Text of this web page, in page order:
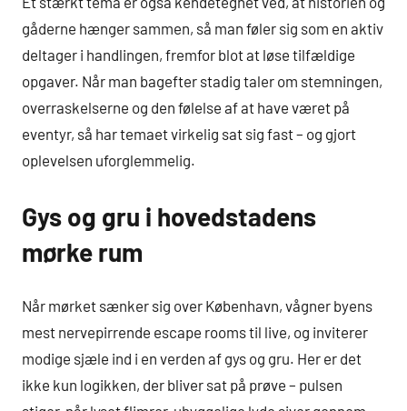
gåderne hænger sammen, så man føler sig som en aktiv
deltager i handlingen, fremfor blot at løse tilfældige
opgaver. Når man bagefter stadig taler om stemningen,
overraskelserne og den følelse af at have været på
eventyr, så har temaet virkelig sat sig fast – og gjort
oplevelsen uforglemmelig.
Gys og gru i hovedstadens
mørke rum
Når mørket sænker sig over København, vågner byens
mest nervepirrende escape rooms til live, og inviterer
modige sjæle ind i en verden af gys og gru. Her er det
ikke kun logikken, der bliver sat på prøve – pulsen